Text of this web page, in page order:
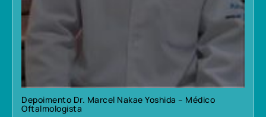
Depoimento Dr. Marcel Nakae Yoshida – Médico
Oftalmologista